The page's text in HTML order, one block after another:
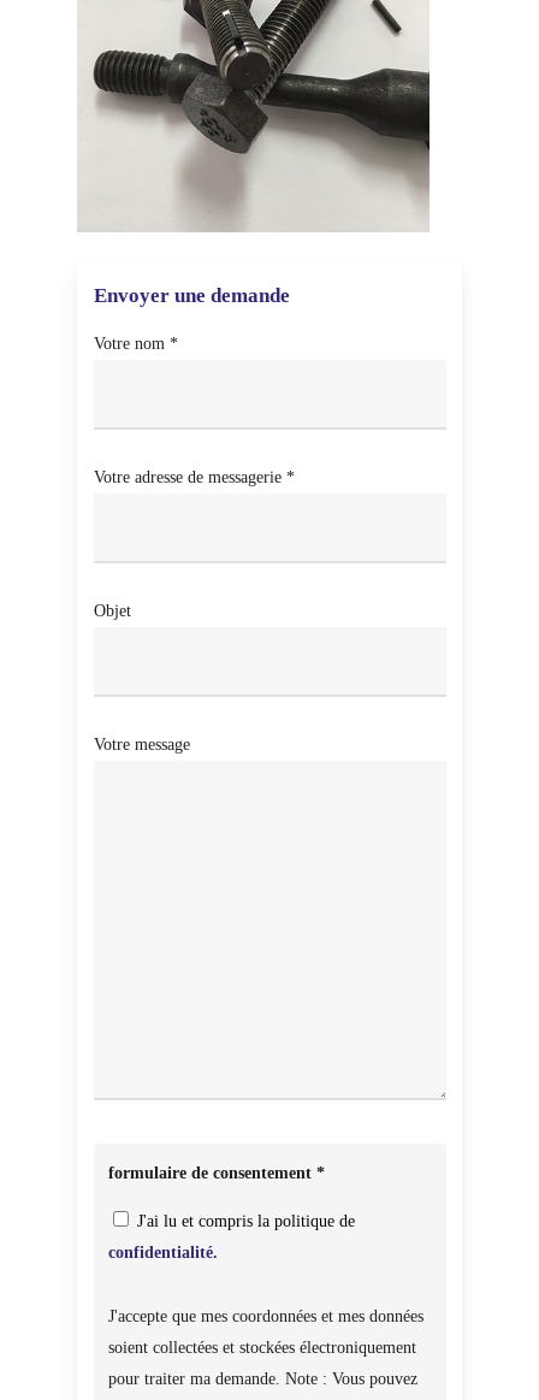
Envoyer une demande
Votre nom *
Votre adresse de messagerie *
Objet
Votre message
formulaire de consentement *
J'ai lu et compris la politique de
confidentialité.
J'accepte que mes coordonnées et mes données
soient collectées et stockées électroniquement
pour traiter ma demande. Note : Vous pouvez